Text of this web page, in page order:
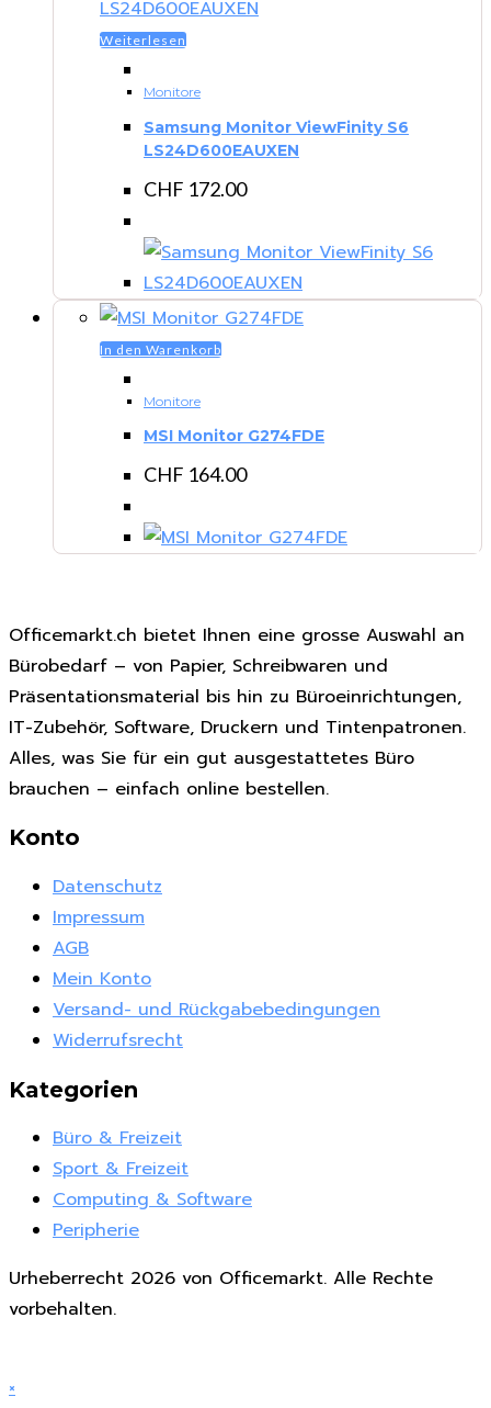
Weiterlesen
Monitore
Samsung Monitor ViewFinity S6
LS24D600EAUXEN
CHF 172.00
In den Warenkorb
Monitore
MSI Monitor G274FDE
CHF 164.00
Officemarkt.ch bietet Ihnen eine grosse Auswahl an
Bürobedarf – von Papier, Schreibwaren und
Präsentationsmaterial bis hin zu Büroeinrichtungen,
IT-Zubehör, Software, Druckern und Tintenpatronen.
Alles, was Sie für ein gut ausgestattetes Büro
brauchen – einfach online bestellen.
Konto
Datenschutz
Impressum
AGB
Mein Konto
Versand- und Rückgabebedingungen
Widerrufsrecht
Kategorien
Büro & Freizeit
Sport & Freizeit
Computing & Software
Peripherie
Urheberrecht 2026 von Officemarkt. Alle Rechte
vorbehalten.
×